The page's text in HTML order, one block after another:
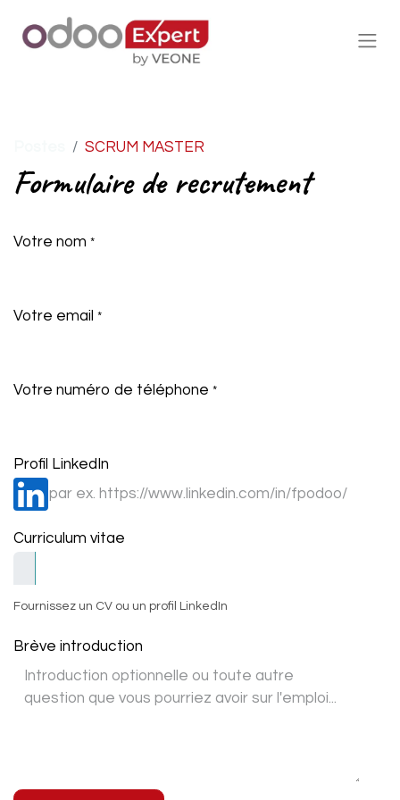
SCRUM MASTER
Formulaire de recrutement
Votre nom *
Votre email *
Votre numéro de téléphone *
Profil LinkedIn
Curriculum vitae
Fournissez un CV ou un profil LinkedIn
Brève introduction